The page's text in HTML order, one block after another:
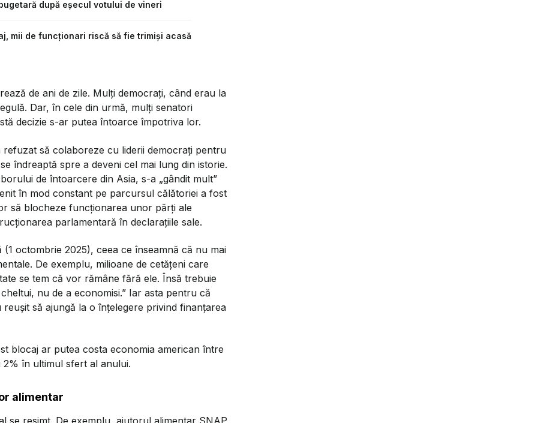
după eșecul votului de vineri
mii de funcționari riscă să fie trimiși acasă
de ani de zile. Mulți democrați, când erau la
Dar, în cele din urmă, mulți senatori
decizie s-ar putea întoarce împotriva lor.
să colaboreze cu liderii democrați pentru
îndreaptă spre a deveni cel mai lung din istorie.
de întoarcere din Asia, s-a „gândit mult”
în mod constant pe parcursul călătoriei a fost
să blocheze funcționarea unor părți ale
parlamentară în declarațiile sale.
octombrie 2025), ceea ce înseamnă că nu mai
De exemplu, milioane de cetățeni care
se tem că vor rămâne fără ele. Însă trebuie
cheltui, nu de a economisi.” Iar asta pentru că
să ajungă la o înțelegere privind finanțarea
blocaj ar putea costa economia american între
2% în ultimul sfert al anului.
alimentar